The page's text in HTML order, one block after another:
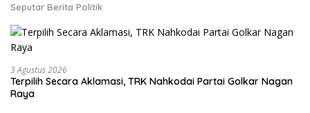
Seputar Berita Politik
3 Agustus 2026
Terpilih Secara Aklamasi, TRK Nahkodai Partai Golkar Nagan
Raya